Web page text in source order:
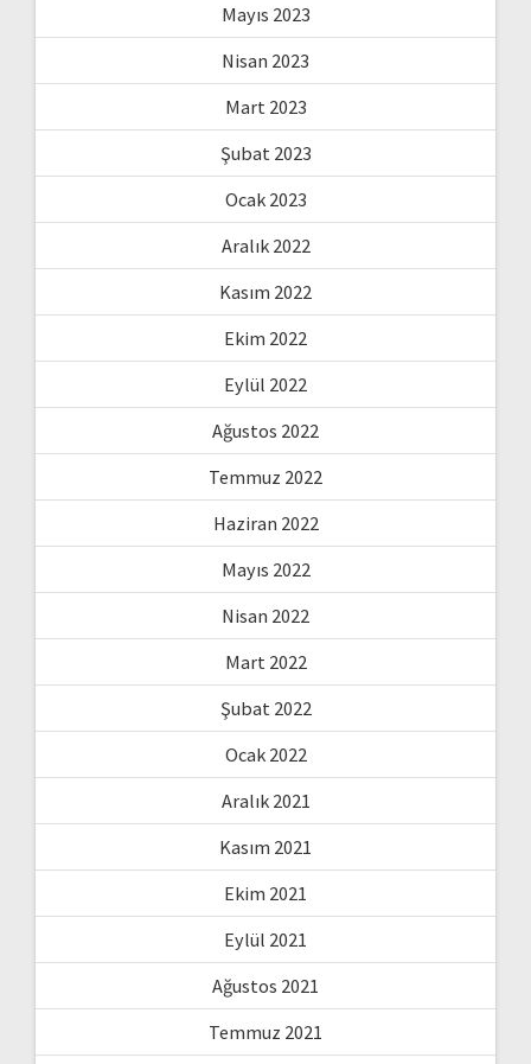
Mayıs 2023
Nisan 2023
Mart 2023
Şubat 2023
Ocak 2023
Aralık 2022
Kasım 2022
Ekim 2022
Eylül 2022
Ağustos 2022
Temmuz 2022
Haziran 2022
Mayıs 2022
Nisan 2022
Mart 2022
Şubat 2022
Ocak 2022
Aralık 2021
Kasım 2021
Ekim 2021
Eylül 2021
Ağustos 2021
Temmuz 2021